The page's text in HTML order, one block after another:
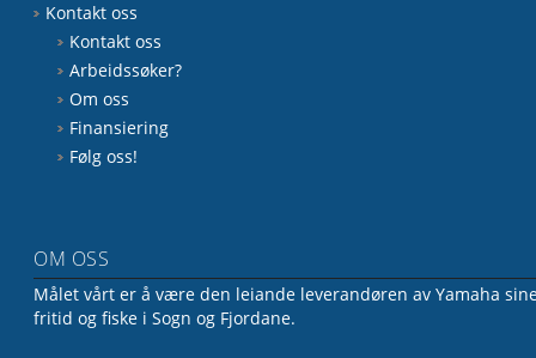
Kontakt oss
Kontakt oss
Arbeidssøker?
Om oss
Finansiering
Følg oss!
OM OSS
Målet vårt er å være den leiande leverandøren av Yamaha
fritid og fiske i Sogn og Fjordane.